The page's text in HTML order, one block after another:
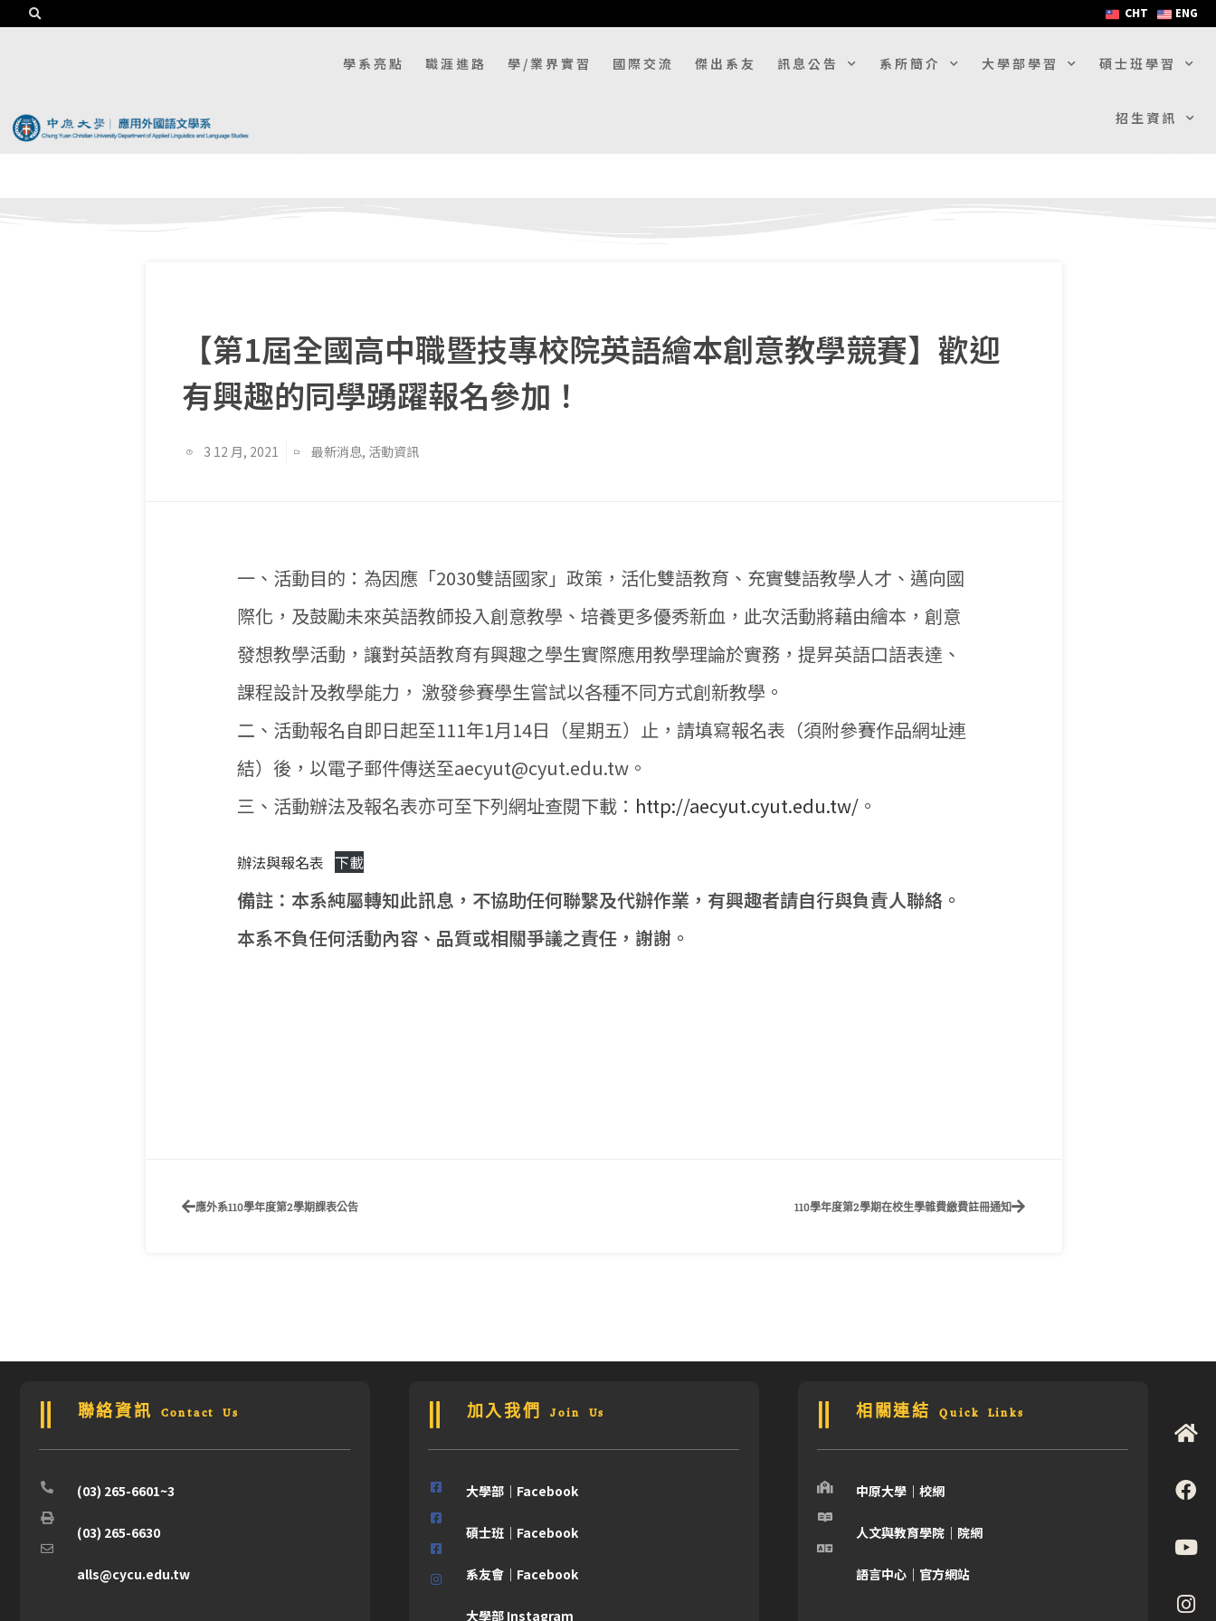
CHT ENG
學系亮點 職涯進路 學/業界實習 國際交流 傑出系友 訊息公告 系所簡介 大學部學習 碩士班學習
招生資訊
【第1屆全國高中職暨技專校院英語繪本創意教學競賽】歡迎
有興趣的同學踴躍報名參加！
3 12 月, 2021 最新消息, 活動資訊
一、活動目的：為因應「2030雙語國家」政策，活化雙語教育、充實雙語教學人才、邁向國
際化，及鼓勵未來英語教師投入創意教學、培養更多優秀新血，此次活動將藉由繪本，創意
發想教學活動，讓對英語教育有興趣之學生實際應用教學理論於實務，提昇英語口語表達、
課程設計及教學能力， 激發參賽學生嘗試以各種不同方式創新教學。
二、活動報名自即日起至111年1月14日（星期五）止，請填寫報名表（須附參賽作品網址連
結）後，以電子郵件傳送至aecyut@cyut.edu.tw。
三、活動辦法及報名表亦可至下列網址查閱下載： http://aecyut.cyut.edu.tw/ 。
辦法與報名表 下載
備註：本系純屬轉知此訊息，不協助任何聯繫及代辦作業，有興趣者請自行與負責人聯絡。
本系不負任何活動內容、品質或相關爭議之責任，謝謝。
應外系110學年度第2學期課表公告 110學年度第2學期在校生學雜費繳費註冊通知
聯絡資訊 Contact Us
(03) 265-6601~3
(03) 265-6630
alls@cycu.edu.tw
加入我們 Join Us
大學部｜Facebook
碩士班｜Facebook
系友會｜Facebook
大學部 Instagram
相關連結 Quick Links
中原大學｜校網
人文與教育學院｜院網
語言中心｜官方網站